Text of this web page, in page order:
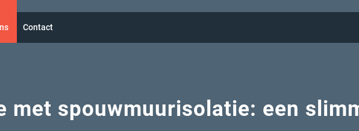
Contact
met spouwmuurisolatie: een